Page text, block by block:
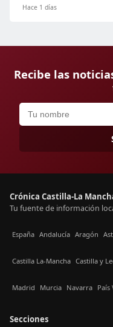
Hace 1 días
Recibe las
Crónica Castilla-La
Tu fuente de información
España Andalucía Aragón
Castilla La-Mancha Castilla y
Madrid Murcia Navarra País
Secciones